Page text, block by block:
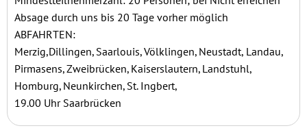
Absage durch uns bis 20 Tage vorher möglich
ABFAHRTEN:
Merzig,Dillingen, Saarlouis, Völklingen, Neustadt, Landau,
Pirmasens, Zweibrücken, Kaiserslautern, Landstuhl,
Homburg, Neunkirchen, St. Ingbert,
19.00 Uhr Saarbrücken